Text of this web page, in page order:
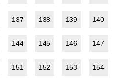
137 138 139 140
144 145 146 147
151 152 153 154